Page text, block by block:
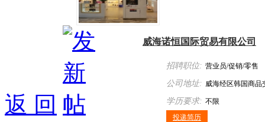
威海诺恒国际贸易有限公司
招聘职位: 营业员/促销/零售
公司地址: 威海经区韩国商品
学历要求: 不限
投递简历
返 回